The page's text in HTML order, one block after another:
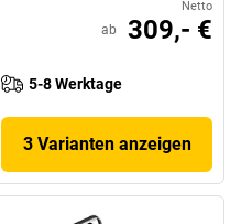
Netto
ab 309,- €
5-8 Werktage
3 Varianten anzeigen